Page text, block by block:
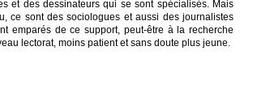
et des dessinateurs qui se sont spécialisés. Mais
ce sont des sociologues et aussi des journalistes
emparés de ce support, peut-être à la recherche
lectorat, moins patient et sans doute plus jeune.